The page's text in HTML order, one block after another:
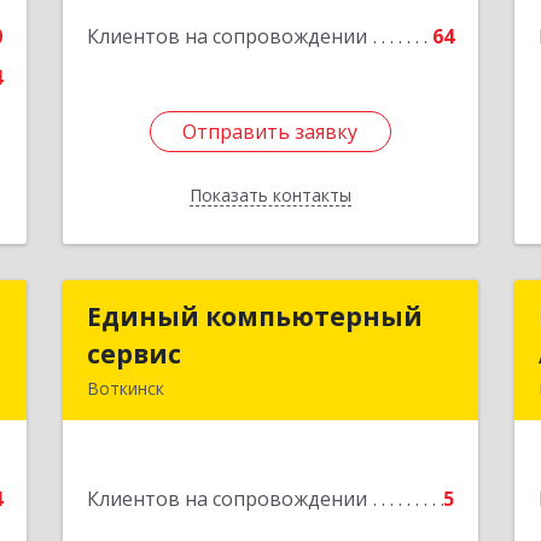
Клиентов на сопровождении 64
Отправить заявку
Показать контакты
Отправить заявку
Назад
Единый компьютерный
сервис
Воткинск
Клиентов на сопровождении 5
Единый компьютерный